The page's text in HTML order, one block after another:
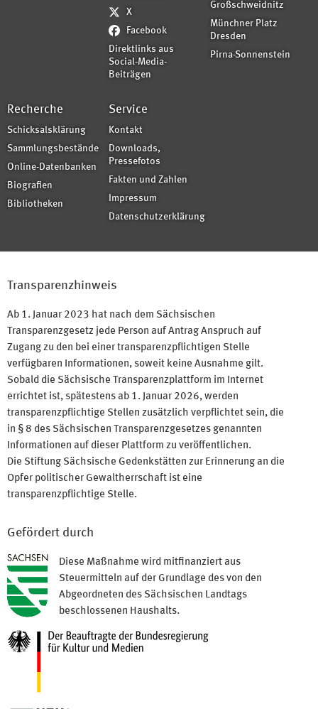
X
Facebook
Direktlinks aus
Social-Media-
Beiträgen
Großschweidnitz
Münchner Platz
Dresden
Pirna-Sonnenstein
Recherche
Schicksalsklärung
Sammlungsbestände
Online-Datenbanken
Biografien
Bibliotheken
Service
Kontakt
Downloads,
Pressefotos
Fakten und Zahlen
Impressum
Datenschutzerklärung
Transparenzhinweis
Ab 1. Januar 2023 hat nach dem Sächsischen
Transparenzgesetz jede Person auf Antrag Anspruch auf
Zugang zu den bei einer transparenzpflichtigen Stelle
verfügbaren Informationen, soweit keine Ausnahme gilt.
Sobald die Sächsische Transparenzplattform im Internet
errichtet ist, spätestens ab 1. Januar 2026, werden
transparenzpflichtige Stellen zusätzlich verpflichtet sein, die
in § 8 des Sächsischen Transparenzgesetzes genannten
Informationen auf dieser Plattform zu veröffentlichen.
Die Stiftung Sächsische Gedenkstätten zur Erinnerung an die
Opfer politischer Gewaltherrschaft ist eine
transparenzpflichtige Stelle.
Gefördert durch
Diese Maßnahme wird mitfinanziert aus
Steuermitteln auf der Grundlage des von den
Abgeordneten des Sächsischen Landtags
beschlossenen Haushalts.